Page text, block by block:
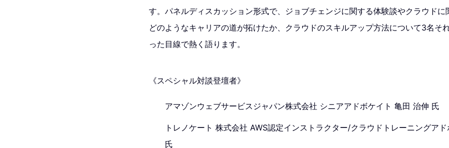
す。パネルディスカッション形式で、ジョブチェンジに関する体験談やクラウドに
どのようなキャリアの道が拓けたか、クラウドのスキルアップ方法について3名そ
った目線で熱く語ります。
《スペシャル対談登壇者》
アマゾンウェブサービスジャパン株式会社 シニアアドボケイト 亀田 治伸 氏
トレノケート 株式会社 AWS認定インストラクター/クラウドトレーニングア
氏